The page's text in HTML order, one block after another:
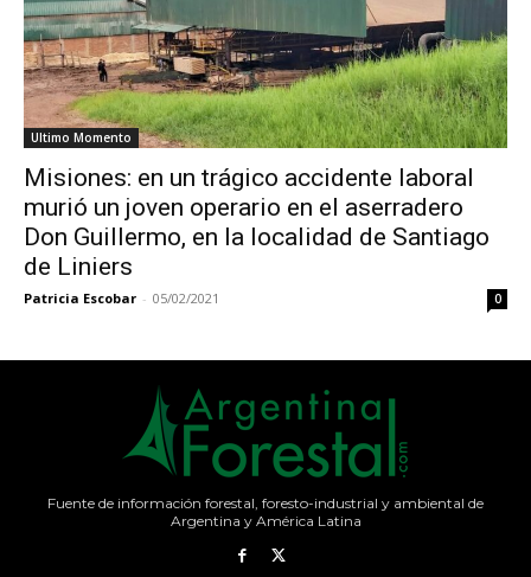
Ultimo Momento
Misiones: en un trágico accidente laboral
murió un joven operario en el aserradero
Don Guillermo, en la localidad de Santiago
de Liniers
Patricia Escobar - 05/02/2021 0
Fuente de información forestal, foresto-industrial y ambiental de
Argentina y América Latina